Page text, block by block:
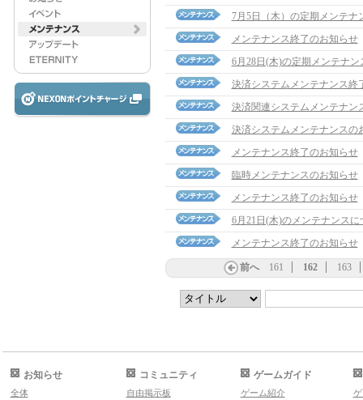
7月5日（木）の定期メンテナ
メンテナンス終了のお知らせ
6月28日(木)の定期メンテナン
決済システムメンテナンス終
決済関連システムメンテナ
決済システムメンテナンスの
メンテナンス終了のお知らせ
臨時メンテナンスのお知らせ
メンテナンス終了のお知らせ
6月21日(木)のメンテナンスに
メンテナンス終了のお知らせ
前へ 161 162 163
お知らせ
全体
コミュニティ
自由掲示板
ゲームガイド
ゲーム紹介